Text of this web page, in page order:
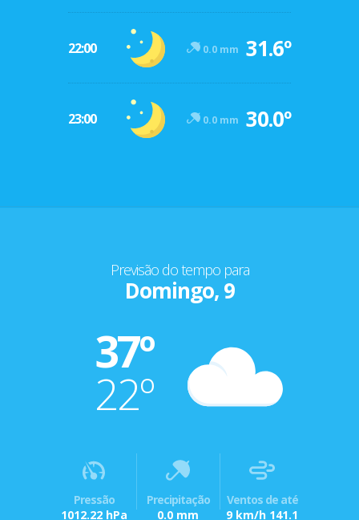
22:00 0.0 mm 31.6º
23:00 0.0 mm 30.0º
Previsão do tempo para
Domingo, 9
37º
22º
Pressão
1012.22 hPa
Precipitação
0.0 mm
Ventos de até
9 km/h 141.1